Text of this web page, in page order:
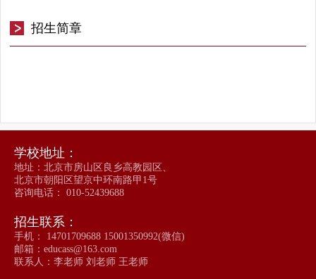
招生简章
学校地址：
地址：北京市房山区良乡高教园区、
北京市朝阳区望京中环南路甲1号
咨询电话： 010-52439688
招生联系：
手机： 14701709688 15001350992(微信)
邮箱：educass@163.com
联系人：李老师 刘老师 王老师